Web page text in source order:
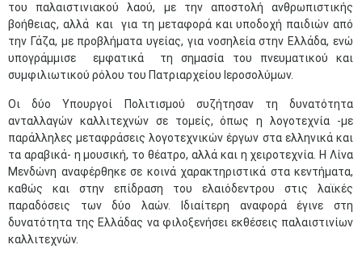
του παλαιστινιακού λαού, με την αποστολή ανθρωπιστικής
βοήθειας, αλλά και για τη μεταφορά και υποδοχή παιδιών από
την Γάζα, με προβλήματα υγείας, για νοσηλεία στην Ελλάδα, ενώ
υπογράμμισε εμφατικά τη σημασία του πνευματικού και
συμφιλιωτικού ρόλου του Πατριαρχείου Ιεροσολύμων.
Οι δύο Υπουργοί Πολιτισμού συζήτησαν τη δυνατότητα
ανταλλαγών καλλιτεχνών σε τομείς, όπως η λογοτεχνία -με
παράλληλες μεταφράσεις λογοτεχνικών έργων στα ελληνικά και
τα αραβικά- η μουσική, το θέατρο, αλλά και η χειροτεχνία. Η Λίνα
Μενδώνη αναφέρθηκε σε κοινά χαρακτηριστικά στα κεντήματα,
καθώς και στην επίδραση του ελαιόδεντρου στις λαϊκές
παραδόσεις των δύο λαών. Ιδιαίτερη αναφορά έγινε στη
δυνατότητα της Ελλάδας να φιλοξενήσει εκθέσεις παλαιστινίων
καλλιτεχνών.